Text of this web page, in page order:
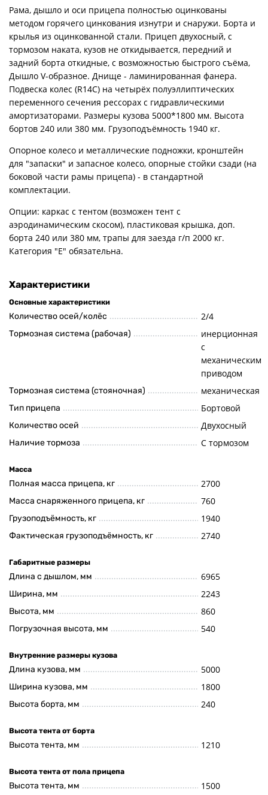
Рама, дышло и оси прицепа полностью оцинкованы
методом горячего цинкования изнутри и снаружи. Борта и
крылья из оцинкованной стали. Прицеп двухосный, с
тормозом наката, кузов не откидывается, передний и
задний борта откидные, с возможностью быстрого съёма,
Дышло V-образное. Днище - ламинированная фанера.
Подвеска колес (R14С) на четырёх полуэллиптических
переменного сечения рессорах с гидравлическими
амортизаторами. Размеры кузова 5000*1800 мм. Высота
бортов 240 или 380 мм. Грузоподъёмность 1940 кг.
Опорное колесо и металлические подножки, кронштейн
для "запаски" и запасное колесо, опорные стойки сзади (на
боковой части рамы прицепа) - в стандартной
комплектации.
Опции: каркас с тентом (возможен тент с
аэродинамическим скосом), пластиковая крышка, доп.
борта 240 или 380 мм, трапы для заезда г/п 2000 кг.
Категория "Е" обязательна.
Характеристики
Основные характеристики
Количество осей/колёс 2/4
Тормозная система (рабочая)
инерционная
с
механическим
приводом
Тормозная система (стояночная) механическая
Тип прицепа Бортовой
Количество осей Двухосный
Наличие тормоза С тормозом
Масса
Полная масса прицепа, кг 2700
Масса снаряженного прицепа, кг 760
Грузоподъёмность, кг 1940
Фактическая грузоподъёмность, кг 2740
Габаритные размеры
Длина с дышлом, мм 6965
Ширина, мм 2243
Высота, мм 860
Погрузочная высота, мм 540
Внутренние размеры кузова
Длина кузова, мм 5000
Ширина кузова, мм 1800
Высота борта, мм 240
Высота тента от борта
Высота тента, мм 1210
Высота тента от пола прицепа
Высота тента, мм 1500